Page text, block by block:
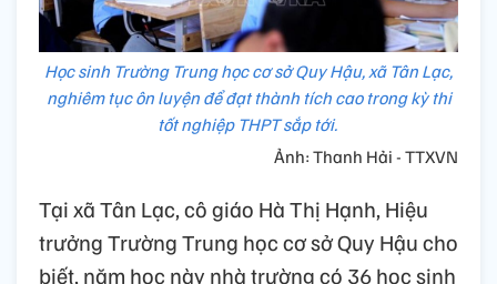
Học sinh Trường Trung học cơ sở Quy Hậu, xã Tân Lạc,
nghiêm tục ôn luyện để đạt thành tích cao trong kỳ thi
tốt nghiệp THPT sắp tới.
Ảnh: Thanh Hải - TTXVN
Tại xã Tân Lạc, cô giáo Hà Thị Hạnh, Hiệu
trưởng Trường Trung học cơ sở Quy Hậu cho
biết, năm học này nhà trường có 36 học sinh